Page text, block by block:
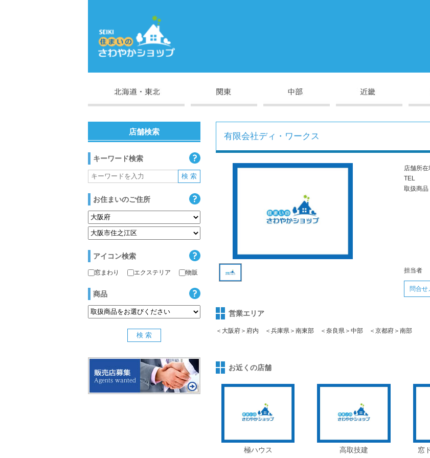
有限会社ディ・ワークス
店舗所在
TEL
取扱商品
担当者
問合せ
営業エリア
＜大阪府＞府内 ＜兵庫県＞南東部 ＜奈良県＞中部 ＜京都府＞南部
お近くの店舗
極ハウス 高取技建 窓
店舗検索
キーワード検索
お住まいのご住所
アイコン検索
窓まわり エクステリア 物販
商品